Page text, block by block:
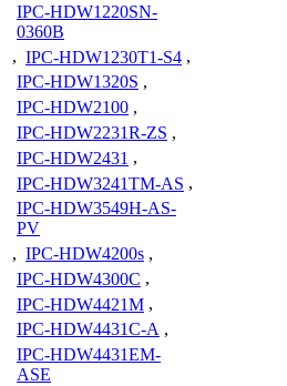
IPC-HDW1220SN-
0360B
, IPC-HDW1230T1-S4 ,
IPC-HDW1320S ,
IPC-HDW2100 ,
IPC-HDW2231R-ZS ,
IPC-HDW2431 ,
IPC-HDW3241TM-AS ,
IPC-HDW3549H-AS-
PV
, IPC-HDW4200s ,
IPC-HDW4300C ,
IPC-HDW4421M ,
IPC-HDW4431C-A ,
IPC-HDW4431EM-
ASE